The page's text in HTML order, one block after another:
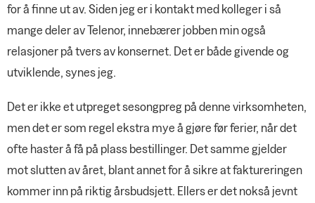
for å finne ut av. Siden jeg er i kontakt med kolleger i så
mange deler av Telenor, innebærer jobben min også
relasjoner på tvers av konsernet. Det er både givende og
utviklende, synes jeg.
Det er ikke et utpreget sesongpreg på denne virksomheten,
men det er som regel ekstra mye å gjøre før ferier, når det
ofte haster å få på plass bestillinger. Det samme gjelder
mot slutten av året, blant annet for å sikre at faktureringen
kommer inn på riktig årsbudsjett. Ellers er det nokså jevnt